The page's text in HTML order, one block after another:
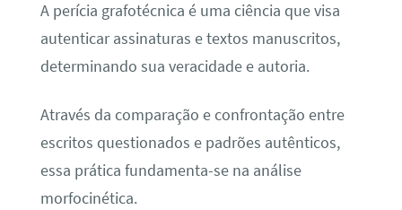
A perícia grafotécnica é uma ciência que visa
autenticar assinaturas e textos manuscritos,
determinando sua veracidade e autoria.
Através da comparação e confrontação entre
escritos questionados e padrões autênticos,
essa prática fundamenta-se na análise
morfocinética.